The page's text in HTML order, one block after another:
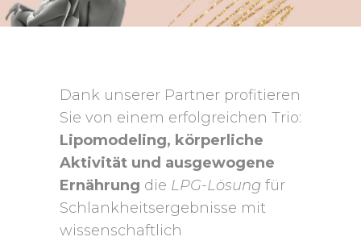
Dank unserer Partner profitieren
Sie von einem erfolgreichen Trio:
Lipomodeling, körperliche
Aktivität und ausgewogene
Ernährung die LPG-Lösung für
Schlankheitsergebnisse mit
wissenschaftlich